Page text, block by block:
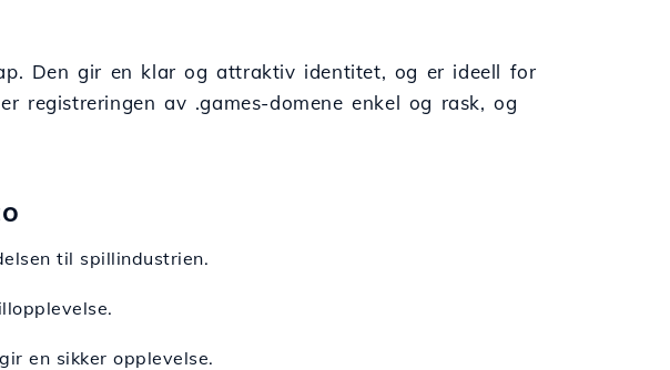
Den gir en klar og attraktiv identitet, og er ideell for
registreringen av .games-domene enkel og rask, og
til spillindustrien.
en sikker opplevelse.